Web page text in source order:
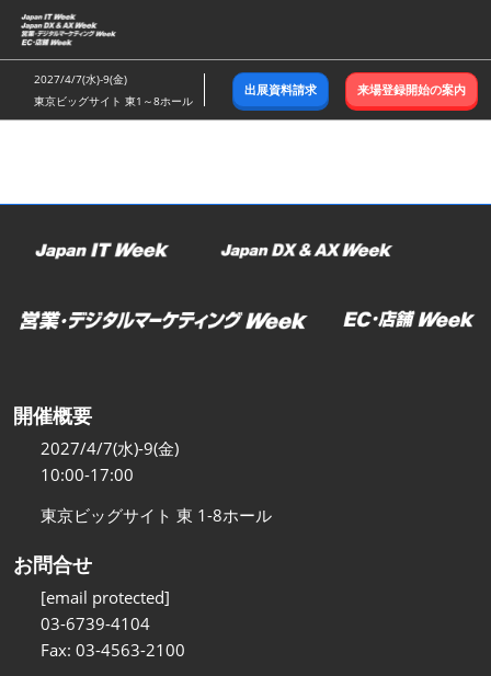
ス
キ
ッ
し
む
2027/4/7(水)-9(金)
東京ビッグサイト 東1～8ホール
出展資料請求 来場登録開始の案内
開催概要
2027/4/7(水)-9(金)
10:00-17:00
東京ビッグサイト 東 1-8ホール
お問合せ
[email protected]
03-6739-4104
Fax: 03-4563-2100